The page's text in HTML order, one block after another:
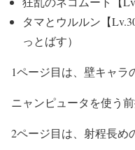
タマとウルルン【
っとばす）
1ページ目は、壁キャラ
ニャンピュータを使う
2ページ目は、射程長め